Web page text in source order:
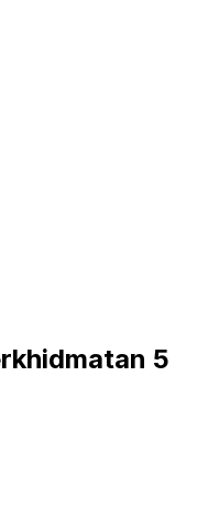
5